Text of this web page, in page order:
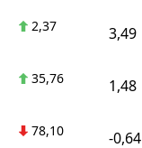
2,37 3,49
35,76 1,48
78,10 -0,64